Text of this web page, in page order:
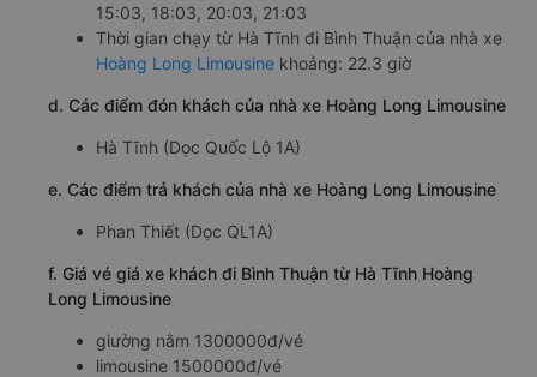
15:03, 18:03, 20:03, 21:03
Thời gian chạy từ Hà Tĩnh đi Bình Thuận của nhà xe
Hoàng Long Limousine khoảng: 22.3 giờ
d. Các điểm đón khách của nhà xe Hoàng Long Limousine
Hà Tĩnh (Dọc Quốc Lộ 1A)
e. Các điểm trả khách của nhà xe Hoàng Long Limousine
Phan Thiết (Dọc QL1A)
f. Giá vé giá xe khách đi Bình Thuận từ Hà Tĩnh Hoàng
Long Limousine
giường nằm 1300000đ/vé
limousine 1500000đ/vé